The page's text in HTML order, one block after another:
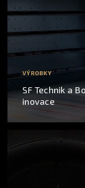
VÝROBKY
SF Technik a
inovace